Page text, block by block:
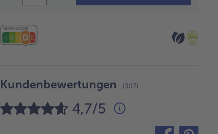
Kundenbewertungen (307)
4,7/5
teilen